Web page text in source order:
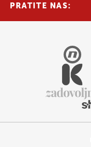
PRATITE NAS: